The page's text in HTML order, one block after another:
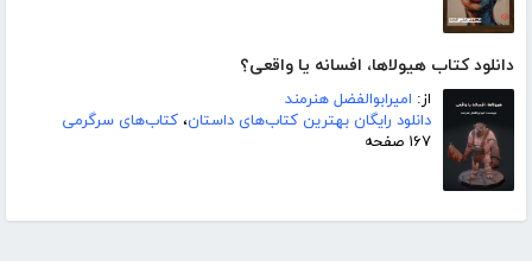
دانلود کتاب هیولاها، افسانه یا واقعی؟
از: امیرابوالفضل هنرمند
دانلود رایگان بهترین کتاب‌های داستان، کتاب‌های سرگرمی
۱۶۷ صفحه